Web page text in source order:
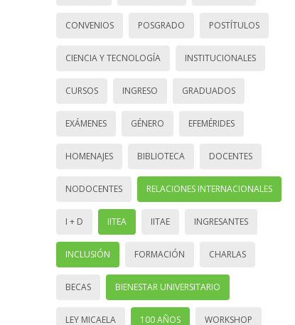
CONVENIOS POSGRADO POSTÍTULOS
CIENCIA Y TECNOLOGÍA INSTITUCIONALES
CURSOS INGRESO GRADUADOS
EXÁMENES GÉNERO EFEMÉRIDES
HOMENAJES BIBLIOTECA DOCENTES
NODOCENTES RELACIONES INTERNACIONALES
I + D IITEA IITAE INGRESANTES
INCLUSIÓN FORMACIÓN CHARLAS
BECAS BIENESTAR UNIVERSITARIO
LEY MICAELA 100 AÑOS WORKSHOP